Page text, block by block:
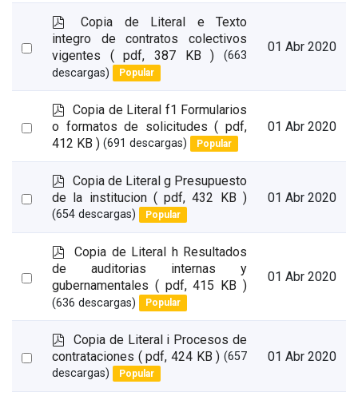
Select
item
p
d
f
Copia de Literal e Texto
integro de contratos colectivos
vigentes
( pdf, 387 KB )
(663
descargas)
Popular
01 Abr 2020
Select
p
d
f
Copia de Literal f1 Formularios
o formatos de solicitudes ( pdf,
412 KB ) (691 descargas) Popular
01 Abr 2020
Select
p
d
f
Copia de Literal g Presupuesto
de la institucion ( pdf, 432 KB )
(654 descargas) Popular
01 Abr 2020
Select
item
p
f
Copia de Literal h Resultados
de auditorias internas y
gubernamentales ( pdf, 415 KB )
(636 descargas) Popular
01 Abr 2020
Select
p
d
f
Copia de Literal i Procesos de
contrataciones ( pdf, 424 KB ) (657
descargas)
Popular
01 Abr 2020